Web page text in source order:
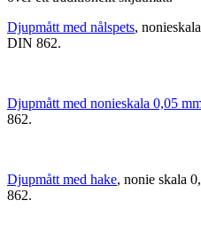
Djupmått med nålspets,
DIN 862.
Djupmått med nonieskala 0,05
862.
Djupmått med hake, nonie skala
862.